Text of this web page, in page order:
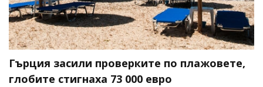
Гърция засили проверките по плажовете,
глобите стигнаха 73 000 евро